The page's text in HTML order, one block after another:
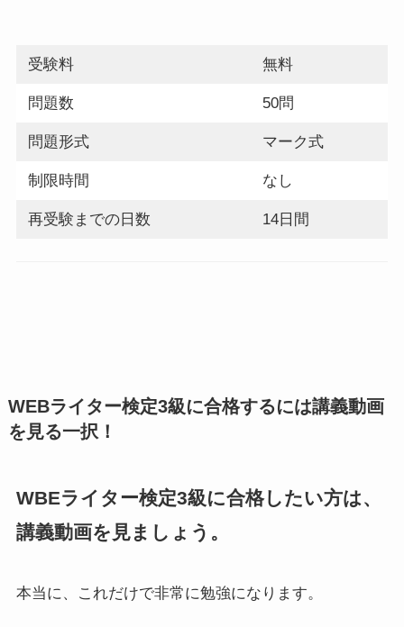
受験料 無料
問題数 50問
問題形式 マーク式
制限時間 なし
再受験までの日数 14日間
WEBライター検定3級に合格するには講義動画
を見る一択！
WBEライター検定3級に合格したい方は、
講義動画を見ましょう。
本当に、これだけで非常に勉強になります。